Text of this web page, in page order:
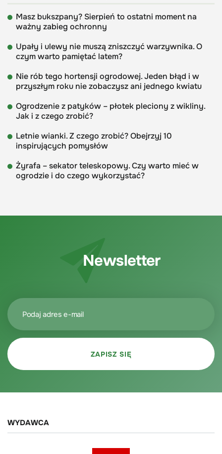
Masz bukszpany? Sierpień to ostatni moment na
ważny zabieg ochronny
Upały i ulewy nie muszą zniszczyć warzywnika. O
czym warto pamiętać latem?
Nie rób tego hortensji ogrodowej. Jeden błąd i w
przyszłym roku nie zobaczysz ani jednego kwiatu
Ogrodzenie z patyków – płotek pleciony z wikliny.
Jak i z czego zrobić?
Letnie wianki. Z czego zrobić? Obejrzyj 10
inspirujących pomysłów
Żyrafa – sekator teleskopowy. Czy warto mieć w
ogrodzie i do czego wykorzystać?
Newsletter
WYDAWCA